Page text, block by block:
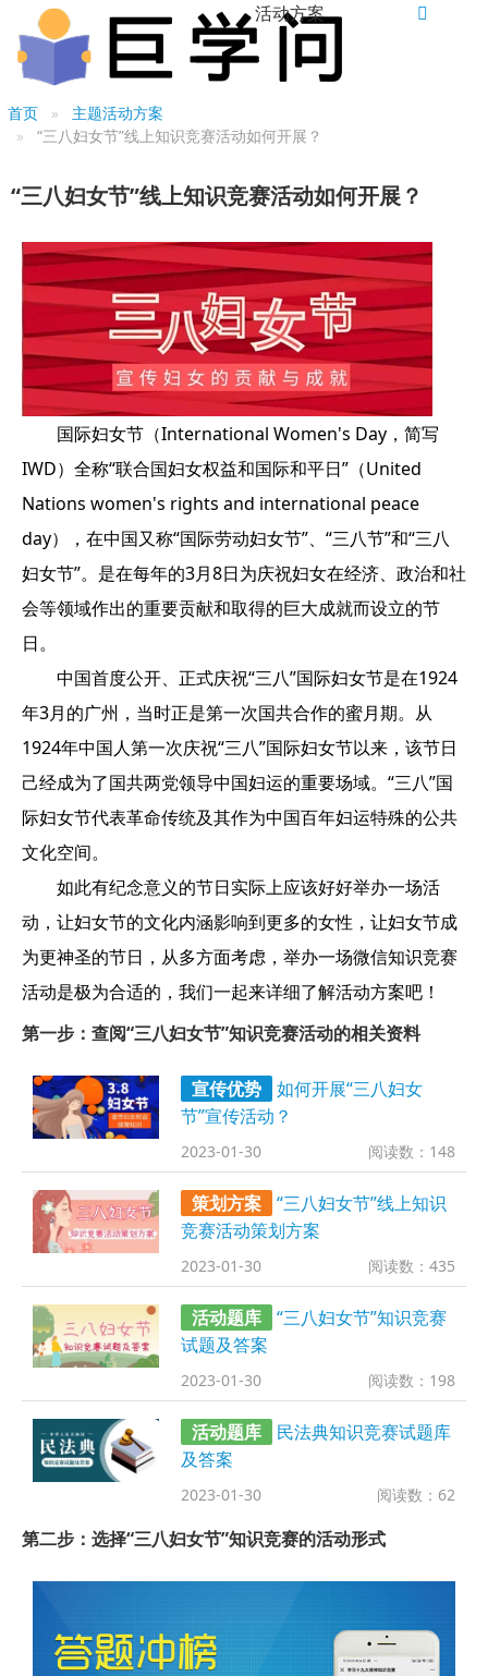
活动方案
首页
主题活动方案
“三八妇女节”线上知识竞赛活动如何开展？
“三八妇女节”线上知识竞赛活动如何开展？
国际妇女节（International Women's Day，简写
IWD）全称“联合国妇女权益和国际和平日”（United
Nations women's rights and international peace
day），在中国又称“国际劳动妇女节”、“三八节”和“三八
妇女节”。是在每年的3月8日为庆祝妇女在经济、政治和社
会等领域作出的重要贡献和取得的巨大成就而设立的节
日。
中国首度公开、正式庆祝“三八”国际妇女节是在1924
年3月的广州，当时正是第一次国共合作的蜜月期。从
1924年中国人第一次庆祝“三八”国际妇女节以来，该节日
己经成为了国共两党领导中国妇运的重要场域。“三八”国
际妇女节代表革命传统及其作为中国百年妇运特殊的公共
文化空间。
如此有纪念意义的节日实际上应该好好举办一场活
动，让妇女节的文化内涵影响到更多的女性，让妇女节成
为更神圣的节日，从多方面考虑，举办一场微信知识竞赛
活动是极为合适的，我们一起来详细了解活动方案吧！
第一步：查阅“三八妇女节”知识竞赛活动的相关资料
宣传优势
如何开展“三八妇女
节”宣传活动？
2023-01-30 阅读数：148
策划方案
“三八妇女节”线上知识
竞赛活动策划方案
2023-01-30 阅读数：435
活动题库
“三八妇女节”知识竞赛
试题及答案
2023-01-30 阅读数：198
活动题库
民法典知识竞赛试题库
及答案
2023-01-30 阅读数：62
第二步：选择“三八妇女节”知识竞赛的活动形式